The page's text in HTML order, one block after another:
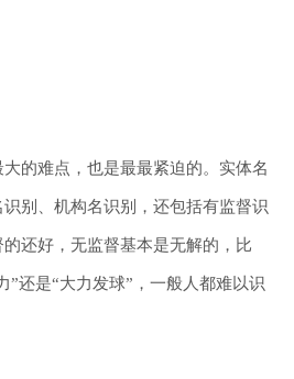
的难点，也是最最紧迫的。实体名
别、机构名识别，还包括有监督识
还好，无监督基本是无解的，比
”还是“大力发球”，一般人都难以识